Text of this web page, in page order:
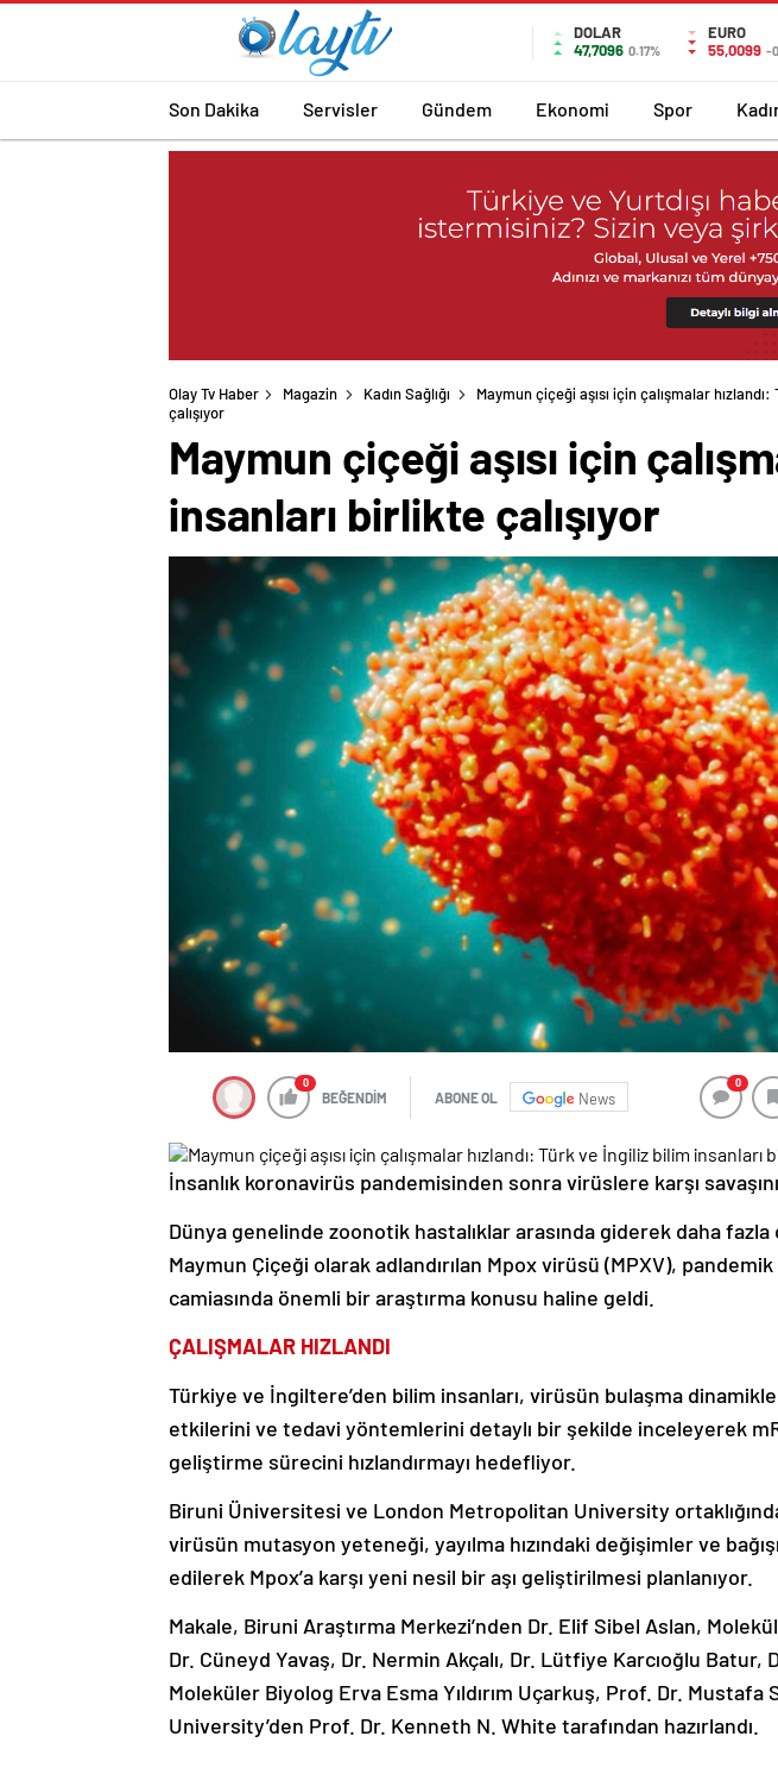
DOLAR
47,7096 0.17%
EURO
55,0099 -
Son Dakika Servisler Gündem Ekonomi Spor
Olay Tv Haber Magazin Kadın Sağlığı
Maymun çiçeği aşısı için çalışmalar
çalışıyor
Maymun çiçeği aşısı için
insanları birlikte çalışıyor
0
BEĞENDİM ABONE OL News
0
İnsanlık koronavirüs pandemisinden sonra virüslere karşı
Dünya genelinde zoonotik hastalıklar arasında giderek daha
Maymun Çiçeği olarak adlandırılan Mpox virüsü (MPXV),
camiasında önemli bir araştırma konusu haline geldi.
ÇALIŞMALAR HIZLANDI
Türkiye ve İngiltere’den bilim insanları, virüsün bulaşma
etkilerini ve tedavi yöntemlerini detaylı bir şekilde inceleyerek
geliştirme sürecini hızlandırmayı hedefliyor.
Biruni Üniversitesi ve London Metropolitan University
virüsün mutasyon yeteneği, yayılma hızındaki değişimler ve
edilerek Mpox’a karşı yeni nesil bir aşı geliştirilmesi planlanıyor.
Makale, Biruni Araştırma Merkezi’nden Dr. Elif Sibel Aslan,
Dr. Cüneyd Yavaş, Dr. Nermin Akçalı, Dr. Lütfiye Karcıoğlu Batur,
Moleküler Biyolog Erva Esma Yıldırım Uçarkuş, Prof. Dr.
University’den Prof. Dr. Kenneth N. White tarafından hazırlandı.